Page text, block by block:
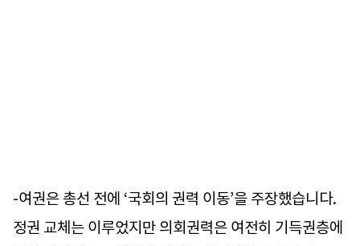
-여권은 총선 전에 ‘국회의 권력 이동’을 주장했습니다.
정권 교체는 이루었지만 의회권력은 여전히 기득권층에